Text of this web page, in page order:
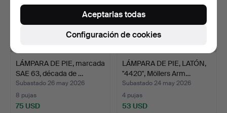
LÁMPARA DE PIE, marcada
SAE 63, década de …
Subastado 26 may 2026
8 pujas
75 USD
LÁMPARA DE PIE, LATÓN,
"4420", Möllers Arm…
Subastado 24 may 2026
4 pujas
53 USD
Configuración de cookies
Aceptarlas todas